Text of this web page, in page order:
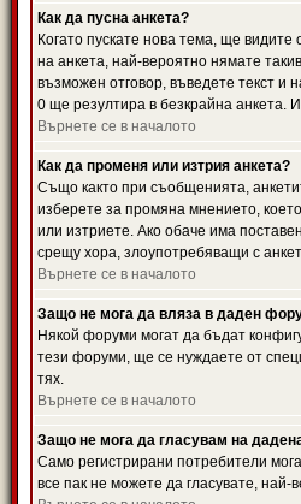
Как да пусна анкета?
Когато пускате нова тема, ще
на анкета, най-вероятно нямате
възможен отговор, въведете текст и
0 ще резултира в безкрайна анкета.
Върнете се в началото
Как да променя или изтрия анкета?
Също както при съобщенията,
изберете за промяна мнението,
или изтриете. Ако обаче има
срещу хора, злоупотребяващи с
Върнете се в началото
Защо не мога да вляза в даден
Някой форуми могат да бъдат
тези форуми, ще се нуждаете от
тях.
Върнете се в началото
Защо не мога да гласувам на
Само регистрирани потребители
все пак не можете да гласувате, най-